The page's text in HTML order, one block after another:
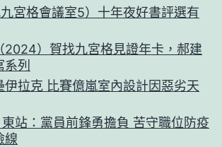
宮格會議室5）十年夜好書評選有
2024）賀找九宮格見證年卡，郝建
列
伊拉克 比賽億嵐室內設計因惡劣天
站：黨員前鋒勇擔負 苦守職位防疫
線